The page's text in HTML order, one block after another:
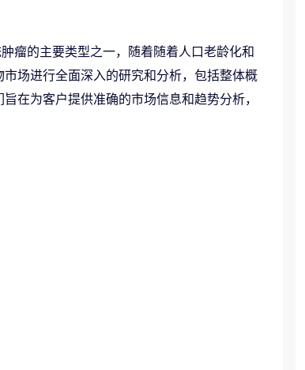
瘤的主要类型之一，随着随着人口老龄化和
场进行全面深入的研究和分析，包括整体概
在为客户提供准确的市场信息和趋势分析，